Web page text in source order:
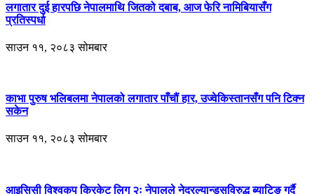
लगातार दुई हारपछि नेपालमाथि जितको दबाब, आज फेरि नामिबियासँग
प्रतिस्पर्धा
साउन ११, २०८३ सोमबार
काभा पुरुष भलिबलमा नेपालको लगातार पाँचौं हार, उज्वेकिस्तानसँग पनि टिक्न
सकेन
साउन ११, २०८३ सोमबार
आइसिसी विश्वकप क्रिकेट लिग २ः नेपालले नेदरल्यान्ड्सविरुद्ध ब्याटिङ गर्दै